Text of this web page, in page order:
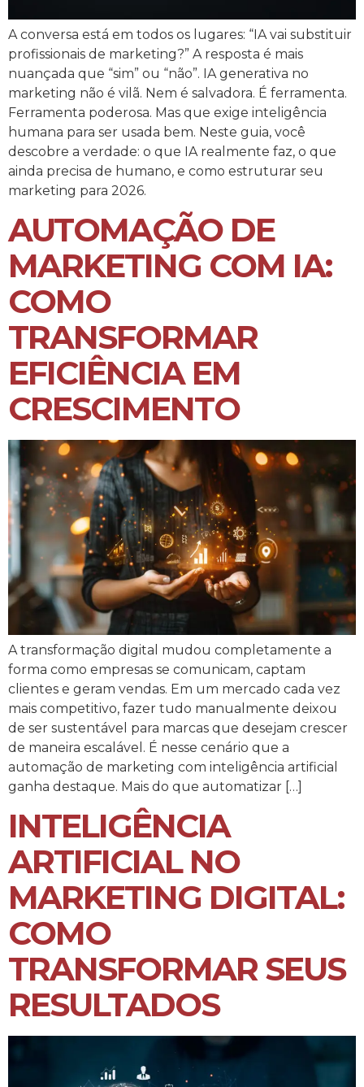
A conversa está em todos os lugares: “IA vai substituir
profissionais de marketing?” A resposta é mais
nuançada que “sim” ou “não”. IA generativa no
marketing não é vilã. Nem é salvadora. É ferramenta.
Ferramenta poderosa. Mas que exige inteligência
humana para ser usada bem. Neste guia, você
descobre a verdade: o que IA realmente faz, o que
ainda precisa de humano, e como estruturar seu
marketing para 2026.
AUTOMAÇÃO DE
MARKETING COM IA:
COMO
TRANSFORMAR
EFICIÊNCIA EM
CRESCIMENTO
A transformação digital mudou completamente a
forma como empresas se comunicam, captam
clientes e geram vendas. Em um mercado cada vez
mais competitivo, fazer tudo manualmente deixou
de ser sustentável para marcas que desejam crescer
de maneira escalável. É nesse cenário que a
automação de marketing com inteligência artificial
ganha destaque. Mais do que automatizar […]
INTELIGÊNCIA
ARTIFICIAL NO
MARKETING DIGITAL:
COMO
TRANSFORMAR SEUS
RESULTADOS